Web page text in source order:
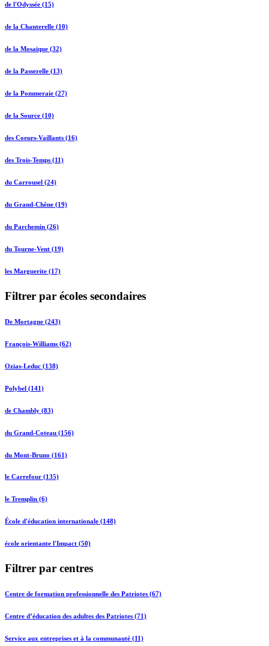
de l'Odyssée (15)
de la Chanterelle (10)
de la Mosaïque (32)
de la Passerelle (13)
de la Pommeraie (27)
de la Source (10)
des Coeurs-Vaillants (16)
des Trois-Temps (11)
du Carrousel (24)
du Grand-Chêne (19)
du Parchemin (26)
du Tourne-Vent (19)
les Marguerite (17)
Filtrer par écoles secondaires
De Mortagne (243)
François-Williams (62)
Ozias-Leduc (138)
Polybel (141)
de Chambly (83)
du Grand-Coteau (156)
du Mont-Bruno (161)
le Carrefour (135)
le Tremplin (6)
École d'éducation internationale (148)
école orientante l'Impact (50)
Filtrer par centres
Centre de formation professionnelle des Patriotes (67)
Centre d’éducation des adultes des Patriotes (71)
Service aux entreprises et à la communauté (11)